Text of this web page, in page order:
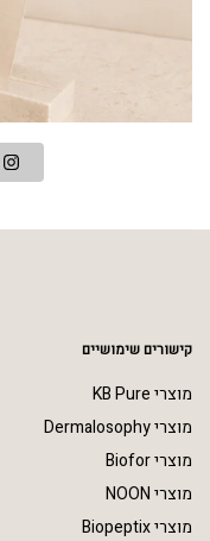
קישורים שימושיים
מוצרי KB Pure
מוצרי Dermalosophy
מוצרי Biofor
מוצרי NOON
מוצרי Biopeptix